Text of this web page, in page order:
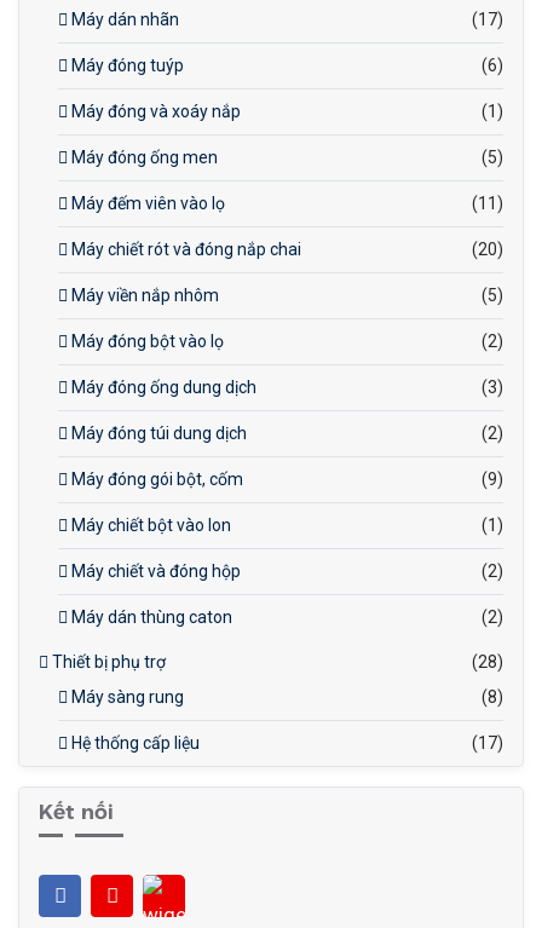
Máy dán nhãn (17)
Máy đóng tuýp (6)
Máy đóng và xoáy nắp (1)
Máy đóng ống men (5)
Máy đếm viên vào lọ (11)
Máy chiết rót và đóng nắp chai (20)
Máy viền nắp nhôm (5)
Máy đóng bột vào lọ (2)
Máy đóng ống dung dịch (3)
Máy đóng túi dung dịch (2)
Máy đóng gói bột, cốm (9)
Máy chiết bột vào lon (1)
Máy chiết và đóng hộp (2)
Máy dán thùng caton (2)
Thiết bị phụ trợ
(28)
Máy sàng rung
(8)
Hệ thống cấp liệu (17)
Kết nối